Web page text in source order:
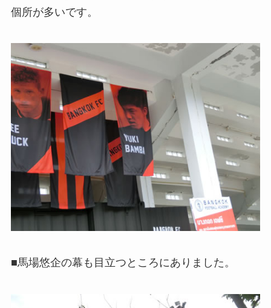
個所が多いです。
■馬場悠企の幕も目立つところにありました。